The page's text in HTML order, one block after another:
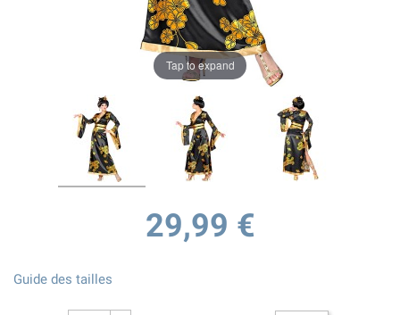
Tap to expand
29,99 €
Guide des tailles